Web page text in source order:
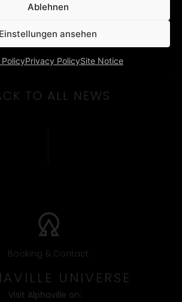
Ablehnen
Einstellungen ansehen
Privacy PolicySite Notice
“Forever Young” (Album & Single) is BACK IN THE CHARTS!
7th October 2023
TO ALL NEWS
Booking & Contact
UNIVERSE
Visit Alphaville on: